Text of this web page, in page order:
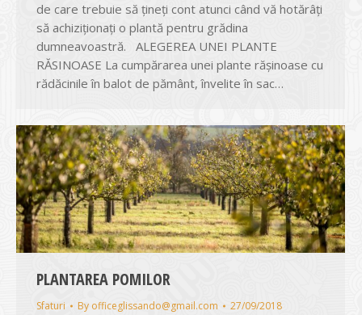
de care trebuie să ţineţi cont atunci când vă hotărâţi
să achiziţionaţi o plantă pentru grădina
dumneavoastră. ALEGEREA UNEI PLANTE
RĂSINOASE La cumpărarea unei plante răşinoase cu
rădăcinile în balot de pământ, învelite în sac…
PLANTAREA POMILOR
Sfaturi By officeglissando@gmail.com 27/09/2018